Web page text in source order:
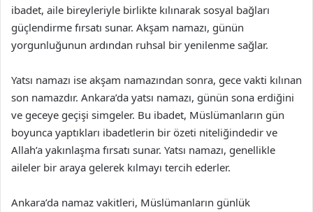
ibadet, aile bireyleriyle birlikte kılınarak sosyal bağları
güçlendirme fırsatı sunar. Akşam namazı, günün
yorgunluğunun ardından ruhsal bir yenilenme sağlar.
Yatsı namazı ise akşam namazından sonra, gece vakti kılınan
son namazdır. Ankara’da yatsı namazı, günün sona erdiğini
ve geceye geçişi simgeler. Bu ibadet, Müslümanların gün
boyunca yaptıkları ibadetlerin bir özeti niteliğindedir ve
Allah’a yakınlaşma fırsatı sunar. Yatsı namazı, genellikle
aileler bir araya gelerek kılmayı tercih ederler.
Ankara’da namaz vakitleri, Müslümanların günlük